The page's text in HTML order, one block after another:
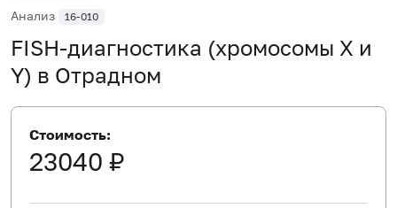
Анализ 16-010
FISH-диагностика (хромосомы X и
Y) в Отрадном
Стоимость:
23040 ₽